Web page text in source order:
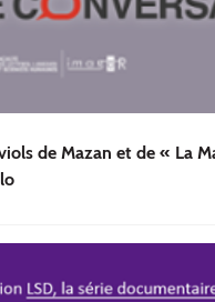
de Mazan et de « La